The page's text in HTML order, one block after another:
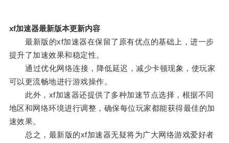
xf加速器最新版本更新内容
最新版的xf加速器在保留了原有优点的基础上，进一步
提升了加速效果和稳定性。
通过优化网络连接，降低延迟，减少卡顿现象，使玩家
可以更流畅地进行游戏操作。
此外，xf加速器还提供了多种加速节点选择，根据不同
地区和网络环境进行调整，确保每位玩家都能获得最佳的加
速效果。
总之，最新版的xf加速器无疑将为广大网络游戏爱好者